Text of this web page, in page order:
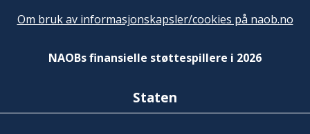
Om bruk av informasjonskapsler/cookies på naob.no
NAOBs finansielle støttespillere i 2026
Staten